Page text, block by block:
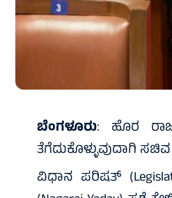
ಬೆಂಗಳೂರು: ಹೊರ
ತೆಗೆದುಕೊಳ್ಳುವುದಾಗಿ
ವಿಧಾನ ಪರಿಷತ್